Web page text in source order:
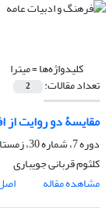
کلیدواژه‌ها =میترا
تعداد مقالات: 2
مقایسۀ دو روایت از
دوره 7، شماره 30، زمستان 1398، صفحه
کلثوم قربانی جویباری
مشاهده مقاله